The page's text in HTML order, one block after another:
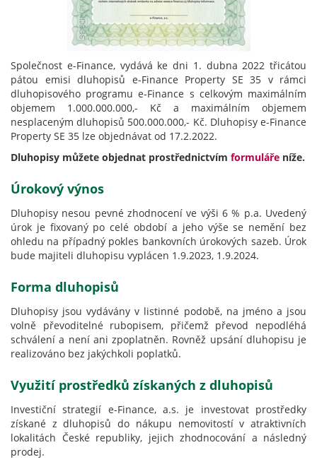
Společnost e-Finance, vydává ke dni 1. dubna 2022 třicátou
pátou emisi dluhopisů e-Finance Property SE 35 v rámci
dluhopisového programu e-Finance s celkovým maximálním
objemem 1.000.000.000,- Kč a maximálním objemem
nesplaceným dluhopisů 500.000.000,- Kč. Dluhopisy e-Finance
Property SE 35 lze objednávat od 17.2.2022.
Dluhopisy můžete objednat prostřednictvím formuláře níže.
Úrokový výnos
Dluhopisy nesou pevné zhodnocení ve výši 6 % p.a. Uvedený
úrok je fixovaný po celé období a jeho výše se nemění bez
ohledu na případný pokles bankovních úrokových sazeb. Úrok
bude majiteli dluhopisu vyplácen 1.9.2023, 1.9.2024.
Forma dluhopisů
Dluhopisy jsou vydávány v listinné podobě, na jméno a jsou
volně převoditelné rubopisem, přičemž převod nepodléhá
schválení a není ani zpoplatněn. Rovněž upsání dluhopisu je
realizováno bez jakýchkoli poplatků.
Využití prostředků získaných z dluhopisů
Investiční strategií e-Finance, a.s. je investovat prostředky
získané z dluhopisů do nákupu nemovitostí v atraktivních
lokalitách České republiky, jejich zhodnocování a následný
prodej.